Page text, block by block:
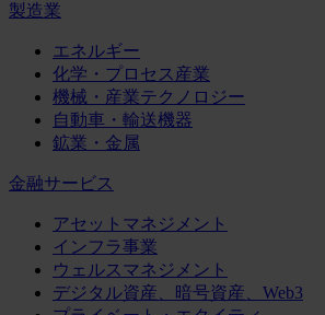
製造業
エネルギー
化学・プロセス産業
機械・産業テクノロジー
自動車・輸送機器
鉱業・金属
金融サービス
アセットマネジメント
インフラ事業
ウェルスマネジメント
デジタル資産、暗号資産、Web3